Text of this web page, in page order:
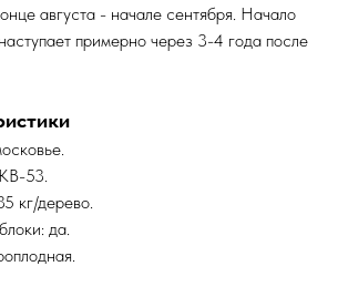
августа - начале сентября. Начало
примерно через 3-4 года после
53.
кг/дерево.
да.